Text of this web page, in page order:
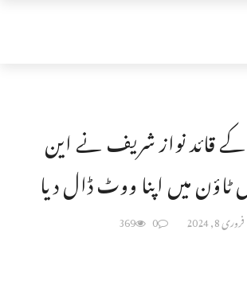
قائد نواز شریف نے این
فروری 8, 2024 0
369